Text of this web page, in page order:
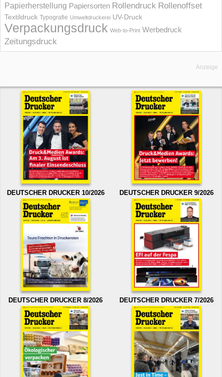
Papierherstellung Papiersorten Rollendruck Rollenoffset
Textildruck Typografie Umweltdruckerei UV-Druck
Verpackungsdruck Web-to-Print Werbedruck
Zeitungsdruck
Anzeige
DEUTSCHER DRUCKER 10/2026 DEUTSCHER DRUCKER 9/2026
DEUTSCHER DRUCKER 8/2026 DEUTSCHER DRUCKER 7/2026